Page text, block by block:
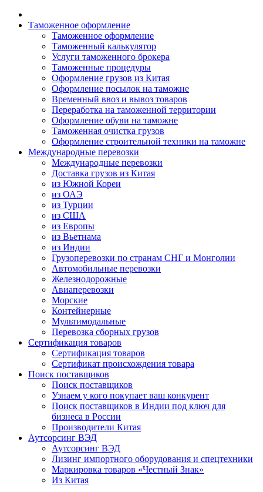
Таможенное оформление
Таможенное оформление
Таможенный калькулятор
Услуги таможенного брокера
Таможенные процедуры
Оформление грузов из Китая
Оформление посылок на таможне
Временный ввоз и вывоз товаров
Переработка на таможенной территории
Оформление обуви на таможне
Таможенная очистка грузов
Оформление строительной техники на таможне
Международные перевозки
Международные перевозки
Доставка грузов из Китая
из Южной Кореи
из ОАЭ
из Турции
из США
из Европы
из Вьетнама
из Индии
Грузоперевозки по странам СНГ и Монголии
Автомобильные перевозки
Железнодорожные
Авиаперевозки
Морские
Контейнерные
Мультимодальные
Перевозка сборных грузов
Сертификация товаров
Сертификация товаров
Сертификат происхождения товара
Поиск поставщиков
Поиск поставщиков
Узнаем у кого покупает ваш конкурент
Поиск поставщиков в Индии под ключ для
бизнеса в России
Производители Китая
Аутсорсинг ВЭД
Аутсорсинг ВЭД
Лизинг импортного оборудования и спецтехники
Маркировка товаров «Честный Знак»
Из Китая